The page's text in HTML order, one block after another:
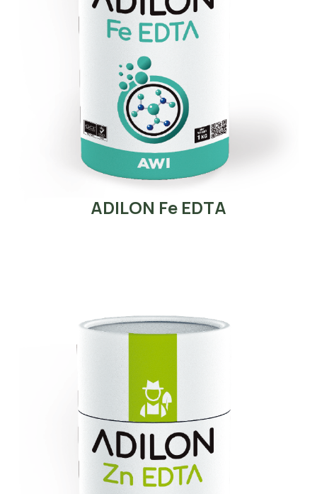
ADILON Fe EDTA